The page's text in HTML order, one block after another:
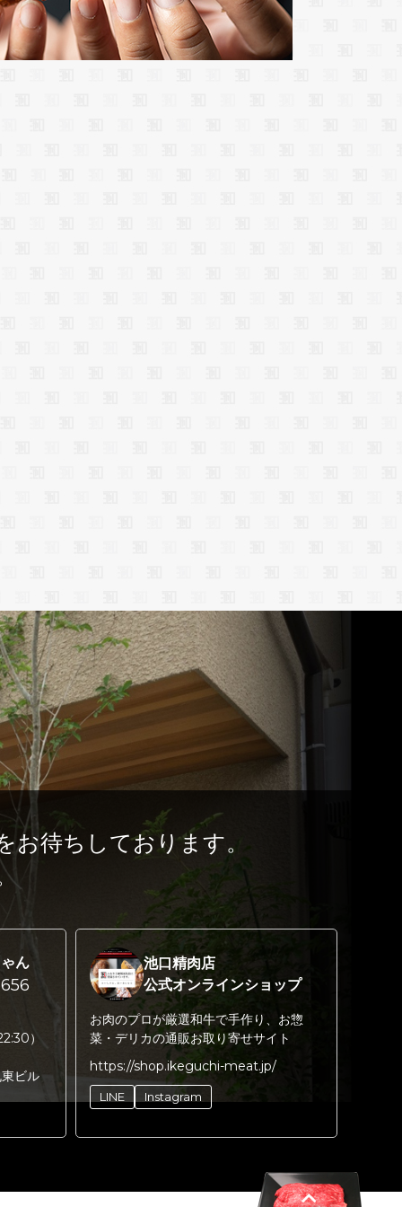
お待ちしております。
ん
）
ビル
池口精肉店
公式オンラインショップ
お肉のプロが厳選和牛で手作り、お惣
菜・デリカの通販お取り寄せサイト
https://shop.ikeguchi-meat.jp/
LINE Instagram